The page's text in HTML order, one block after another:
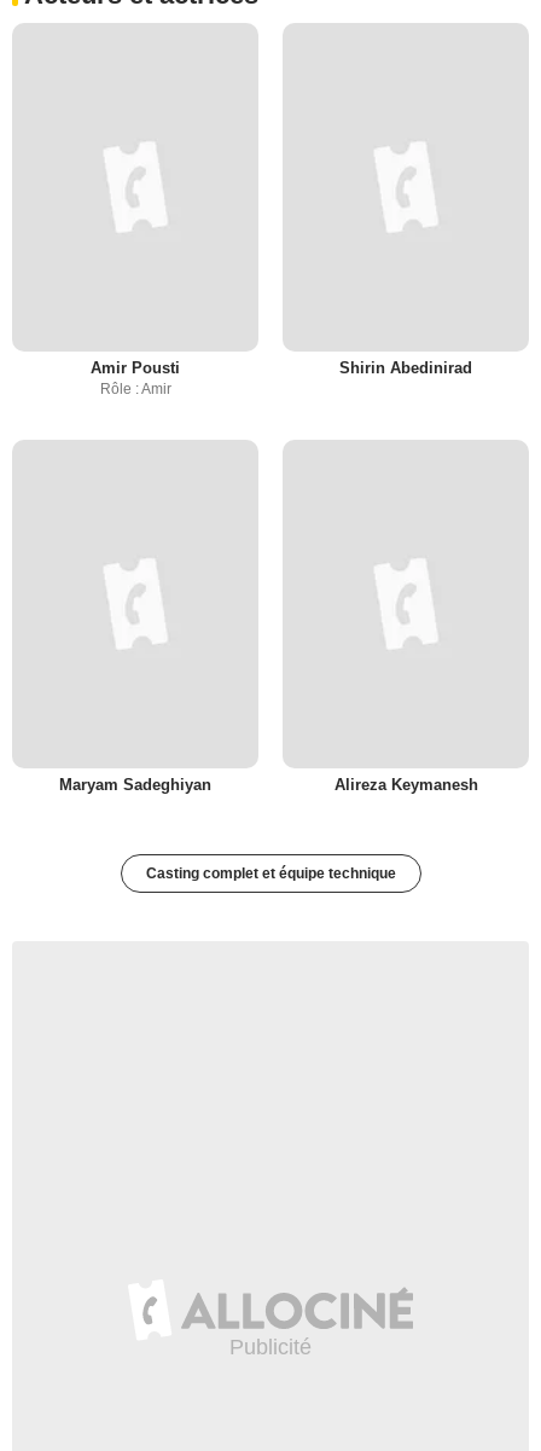
Amir Pousti
Rôle : Amir
Shirin Abedinirad
Maryam Sadeghiyan Alireza Keymanesh
Casting complet et équipe technique